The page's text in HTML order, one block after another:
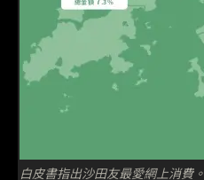
白皮書指出沙田友最愛網上消費。